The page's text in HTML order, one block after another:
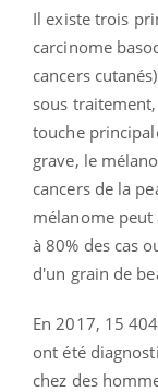
Il existe trois
carcinome
cancers
sous
touche
grave, le
cancers de la
mélanome peut
à 80% des cas
d'un grain de
En 2017, 15
ont été
chez des